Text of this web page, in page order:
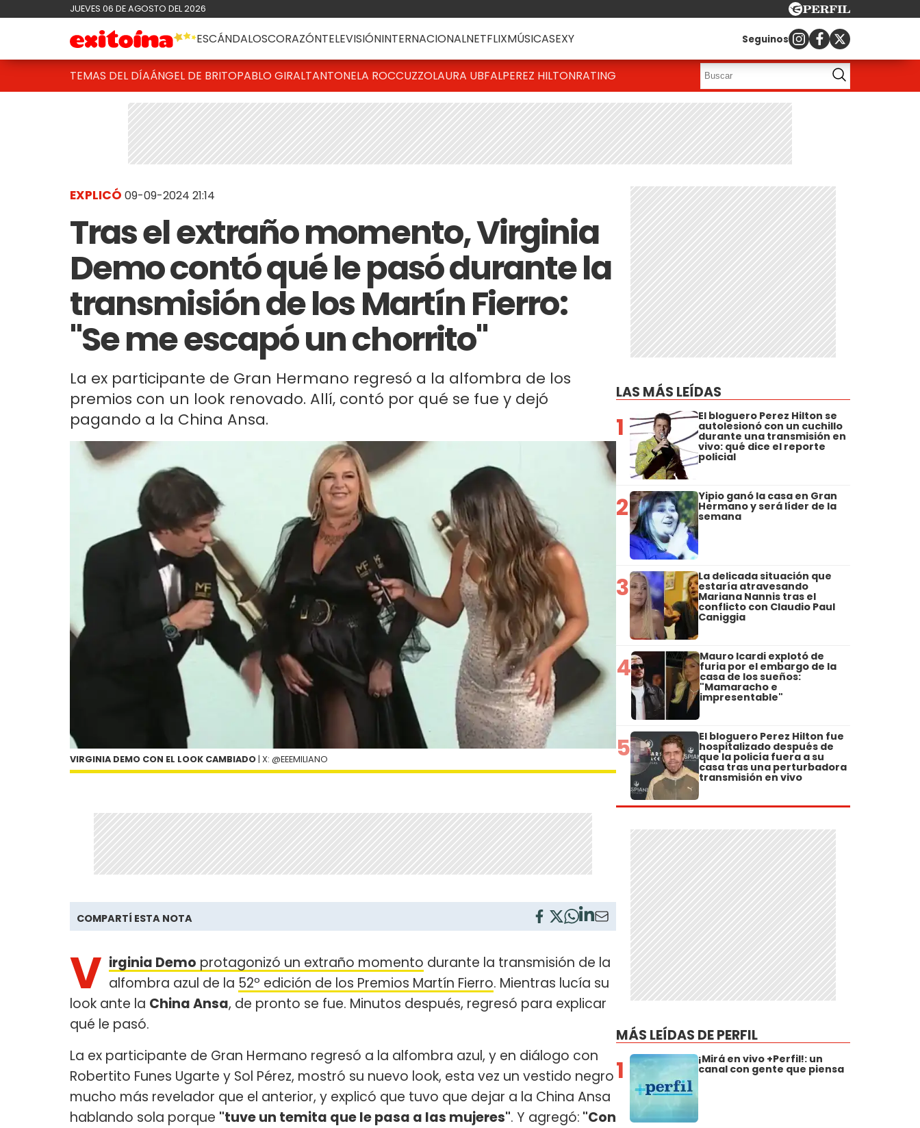
JUEVES 06 DE AGOSTO DEL 2026
ESCÁNDALOSCORAZÓNTELEVISIÓNINTERNACIONALNETFLIXMÚSICASEXY Seguinos
TEMAS DEL DÍAÁNGEL DE BRITOPABLO GIRALTANTONELA ROCCUZZOLAURA UBFALPEREZ HILTONRATING
EXPLICÓ 09-09-2024 21:14
Tras el extraño momento, Virginia
Demo contó qué le pasó durante la
transmisión de los Martín Fierro:
"Se me escapó un chorrito"
La ex participante de Gran Hermano regresó a la alfombra de los
premios con un look renovado. Allí, contó por qué se fue y dejó
pagando a la China Ansa.
VIRGINIA DEMO CON EL LOOK CAMBIADO | X: @EEEMILIANO
COMPARTÍ ESTA NOTA
V irginia Demo protagonizó un extraño momento durante la transmisión de la
alfombra azul de la 52º edición de los Premios Martín Fierro. Mientras lucía su
look ante la China Ansa, de pronto se fue. Minutos después, regresó para explicar
qué le pasó.
La ex participante de Gran Hermano regresó a la alfombra azul, y en diálogo con
Robertito Funes Ugarte y Sol Pérez, mostró su nuevo look, esta vez un vestido negro
mucho más revelador que el anterior, y explicó que tuvo que dejar a la China Ansa
hablando sola porque "tuve un temita que le pasa a las mujeres". Y agregó: "Con
LAS MÁS LEÍDAS
1 El bloguero Perez Hilton se
autolesionó con un cuchillo
durante una transmisión en
vivo: qué dice el reporte
policial
2 Yipio ganó la casa en Gran
Hermano y será líder de la
semana
3 La delicada situación que
estaría atravesando
Mariana Nannis tras el
conflicto con Claudio Paul
Caniggia
4 Mauro Icardi explotó de
furia por el embargo de la
casa de los sueños:
"Mamaracho e
impresentable"
5 El bloguero Perez Hilton fue
hospitalizado después de
que la policía fuera a su
casa tras una perturbadora
transmisión en vivo
MÁS LEÍDAS DE PERFIL
1 ¡Mirá en vivo +Perfil!: un
canal con gente que piensa